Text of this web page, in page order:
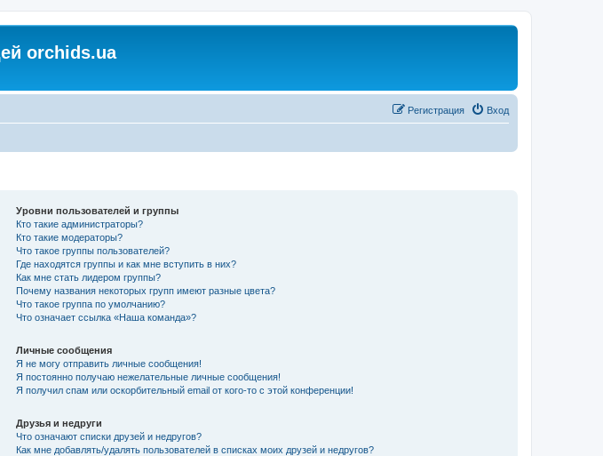
orchids.ua
Вход
Регистрация
Уровни пользователей и группы
Кто такие администраторы?
Кто такие модераторы?
Что такое группы пользователей?
Где находятся группы и как мне вступить в них?
Как мне стать лидером группы?
Почему названия некоторых групп имеют разные цвета?
Что такое группа по умолчанию?
Что означает ссылка «Наша команда»?
Личные сообщения
Я не могу отправить личные сообщения!
Я постоянно получаю нежелательные личные сообщения!
Я получил спам или оскорбительный email от кого-то с этой конференции!
Друзья и недруги
Что означают списки друзей и недругов?
Как мне добавлять/удалять пользователей в списках моих друзей и недругов?